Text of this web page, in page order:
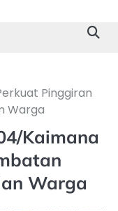
Pinggiran
Warga
Kaimana
Warga